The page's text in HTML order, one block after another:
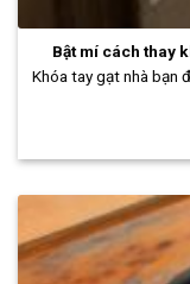
Bật mí cách thay
Khóa tay gạt nhà bạn